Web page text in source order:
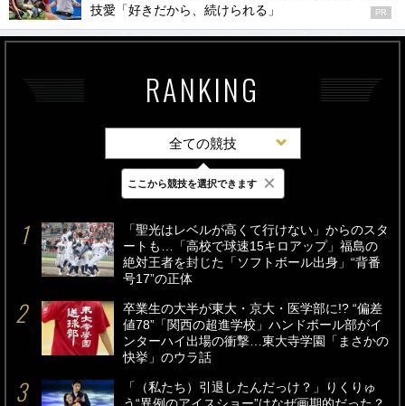
技愛「好きだから、続けられる」
PR
RANKING
全ての競技
最新 24時間 週間
「聖光はレベルが高くて行けない」からのスタ
ートも…「高校で球速15キロアップ」福島の
絶対王者を封じた「ソフトボール出身」“背番
号17”の正体
卒業生の大半が東大・京大・医学部に!? “偏差
値78”「関西の超進学校」ハンドボール部がイ
ンターハイ出場の衝撃…東大寺学園「まさかの
快挙」のウラ話
「（私たち）引退したんだっけ？」りくりゅ
ここから競技を選択できます ×